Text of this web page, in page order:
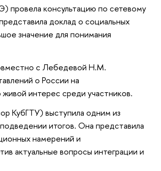
провела консультацию по сетевому
доклад о социальных
значение для понимания
с Лебедевой Н.М.
о России на
живой интерес среди участников.
КубГТУ) выступила одним из
итогов. Она представила
намерений и
актуальные вопросы интеграции и